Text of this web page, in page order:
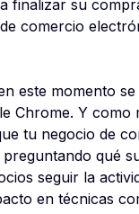
finalizar su
comercio
este momento se
Chrome. Y como
tu negocio de
qué
seguir la
en técnicas